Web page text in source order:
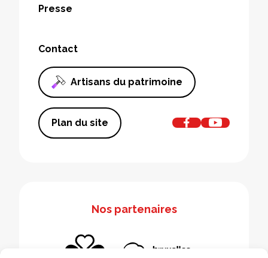
Presse
Contact
Artisans du patrimoine
Plan du site
Nos partenaires